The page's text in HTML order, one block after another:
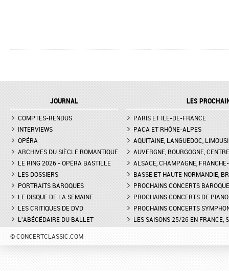
JOURNAL
COMPTES-RENDUS
INTERVIEWS
OPÉRA
ARCHIVES DU SIÈCLE ROMANTIQUE
LE RING 2026 - OPÉRA BASTILLE
LES DOSSIERS
PORTRAITS BAROQUES
LE DISQUE DE LA SEMAINE
LES CRITIQUES DE DVD
L'ABÉCÉDAIRE DU BALLET
LES
PARIS ET ILE-DE-FRANCE
PACA ET RHÔNE-ALPES
AQUITAINE, LANGUEDOC,
AUVERGNE, BOURGOGNE, CENTRE
ALSACE, CHAMPAGNE,
BASSE ET HAUTE NORMANDIE,
PROCHAINS CONCERTS
PROCHAINS CONCERTS DE PIANO
PROCHAINS CONCERTS
LES SAISONS 25/26 EN FRANCE,
© CONCERTCLASSIC.COM